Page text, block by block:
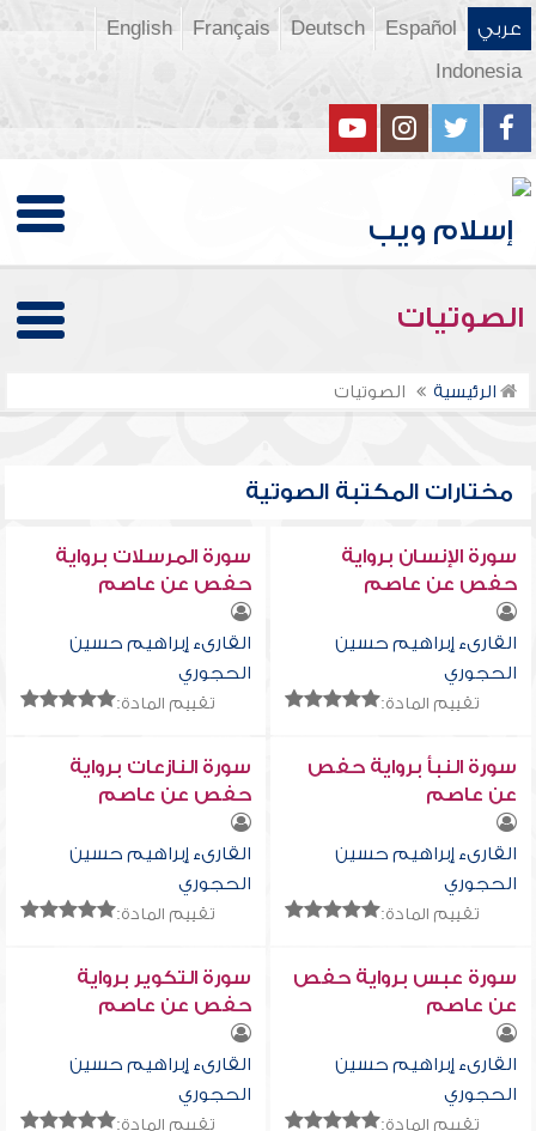
عربي Español
Deutsch
Français
English
Indonesia
الصوتيات
الرئيسية الصوتيات
مختارات المكتبة الصوتية
سورة الإنسان برواية
حفص عن عاصم
القارىء إبراهيم حسين
الحجوري
تقييم المادة:
سورة المرسلات برواية
حفص عن عاصم
القارىء إبراهيم حسين
الحجوري
تقييم المادة:
سورة النبأ برواية حفص
عن عاصم
القارىء إبراهيم حسين
الحجوري
تقييم المادة:
سورة النازعات برواية
حفص عن عاصم
القارىء إبراهيم حسين
الحجوري
تقييم المادة:
سورة عبس برواية حفص
عن عاصم
القارىء إبراهيم حسين
الحجوري
تقييم المادة:
سورة التكوير برواية
حفص عن عاصم
القارىء إبراهيم حسين
الحجوري
تقييم المادة: